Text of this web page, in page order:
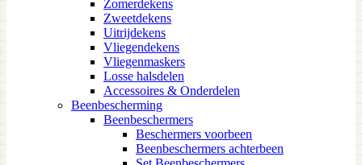
Zomerdekens
Zweetdekens
Uitrijdekens
Vliegendekens
Vliegenmaskers
Losse halsdelen
Accessoires & Onderdelen
Beenbescherming
Beenbeschermers
Beschermers voorbeen
Beenbeschermers achterbeen